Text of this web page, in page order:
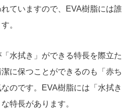
ていますので、EVA樹脂には誰
。
水拭き」ができる特長を際立た
に保つことができるのも「赤ち
のです。EVA樹脂には「水拭き
特長があります。